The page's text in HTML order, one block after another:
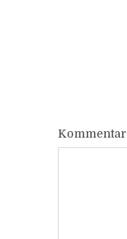
Kommentar